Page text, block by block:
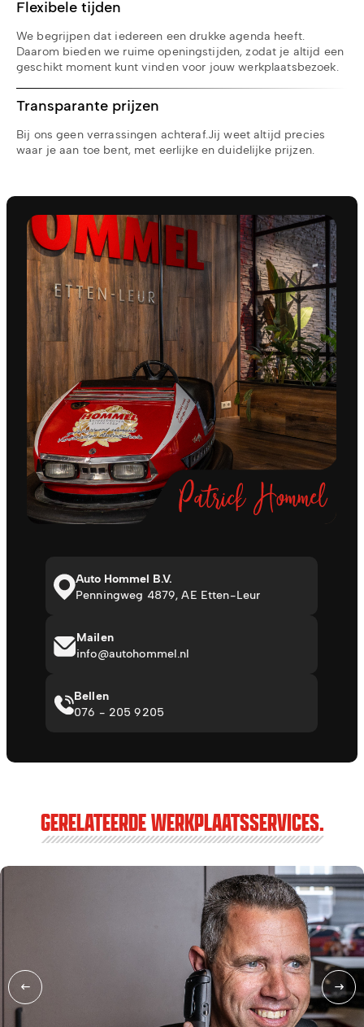
Flexibele tijden
We begrijpen dat iedereen een drukke agenda heeft.
Daarom bieden we ruime openingstijden, zodat je altijd een
geschikt moment kunt vinden voor jouw werkplaatsbezoek.
Transparante prijzen
Bij ons geen verrassingen achteraf.Jij weet altijd precies
waar je aan toe bent, met eerlijke en duidelijke prijzen.
Auto Hommel B.V.
Penningweg 4879, AE Etten-Leur
Mailen
info@autohommel.nl
Bellen
076 - 205 9205
GERELATEERDE WERKPLAATSSERVICES.